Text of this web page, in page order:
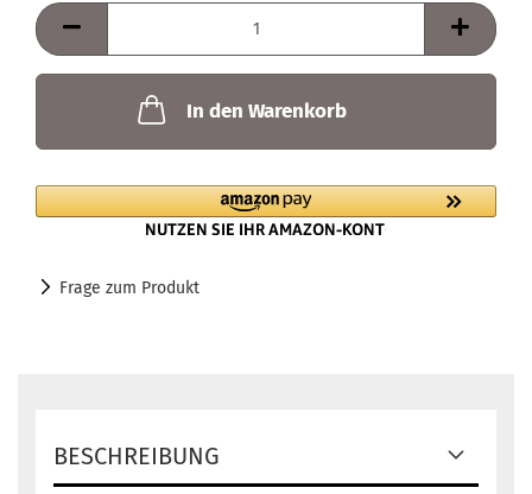
In den Warenkorb
Frage zum Produkt
BESCHREIBUNG